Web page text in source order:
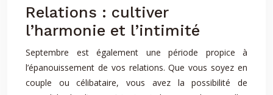
Relations : cultiver
l’harmonie et l’intimité
Septembre est également une période propice à
l’épanouissement de vos relations. Que vous soyez en
couple ou célibataire, vous avez la possibilité de